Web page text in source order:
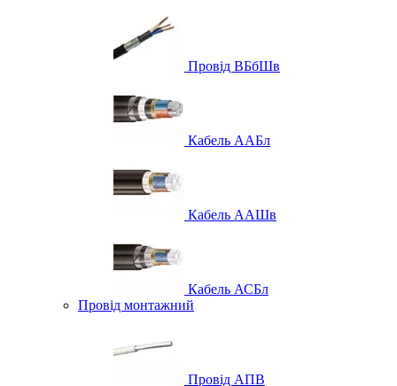
Провід ВБбШв
Кабель ААБл
Кабель ААШв
Кабель АСБл
Провід монтажний
Провід АПВ